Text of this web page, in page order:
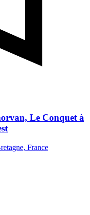
Le Conquet à
France